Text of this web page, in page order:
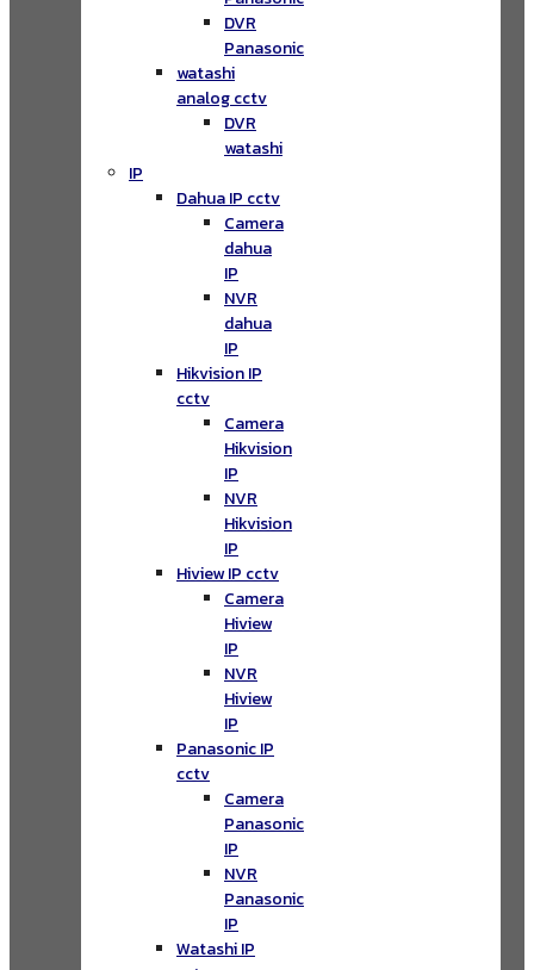
DVR
Panasonic
watashi
analog cctv
DVR
watashi
IP
Dahua IP cctv
Camera
dahua
IP
NVR
dahua
IP
Hikvision IP
cctv
Camera
Hikvision
IP
NVR
Hikvision
IP
Hiview IP cctv
Camera
Hiview
IP
NVR
Hiview
IP
Panasonic IP
cctv
Camera
Panasonic
IP
NVR
Panasonic
IP
Watashi IP